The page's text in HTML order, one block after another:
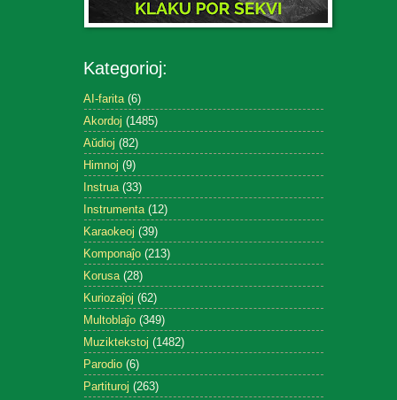
Kategorioj:
AI-farita (6)
Akordoj (1485)
Aŭdioj (82)
Himnoj (9)
Instrua (33)
Instrumenta (12)
Karaokeoj (39)
Komponaĵo (213)
Korusa (28)
Kuriozaĵoj (62)
Multoblaĵo (349)
Muziktekstoj (1482)
Parodio (6)
Partituroj (263)